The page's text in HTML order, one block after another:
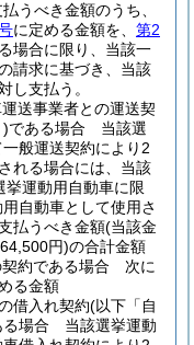
うべき金額のうち、
に定める金額を、 第2
場合に限り、当該一
請求に基づき、当該
し支払う。
送事業者との運送契
)である場合 当該選
般運送契約により2
れる場合には、当該
運動用自動車に限
自動車として使用さ
払うべき金額(当該金
円)の合計金額
契約である場合 次に
る金額
借入れ契約(以下「自
る場合 当該選挙運動